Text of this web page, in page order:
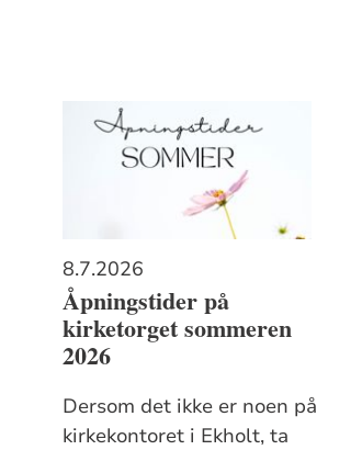
8.7.2026
Åpningstider på
kirketorget sommeren
2026
Dersom det ikke er noen på
kirkekontoret i Ekholt, ta